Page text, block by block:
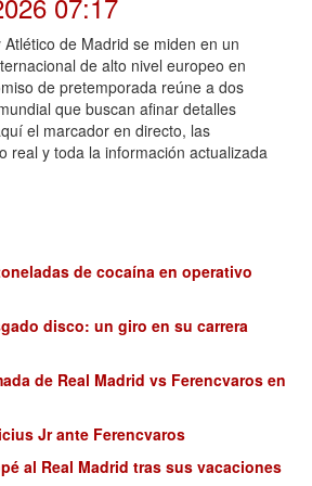
de Madrid se miden en un
de alto nivel europeo en
de pretemporada reúne a dos
que buscan afinar detalles
el marcador en directo, las
real y toda la información actualizada
de cocaína en operativo
disco: un giro en su carrera
de Real Madrid vs Ferencvaros en
Jr ante Ferencvaros
al Real Madrid tras sus vacaciones